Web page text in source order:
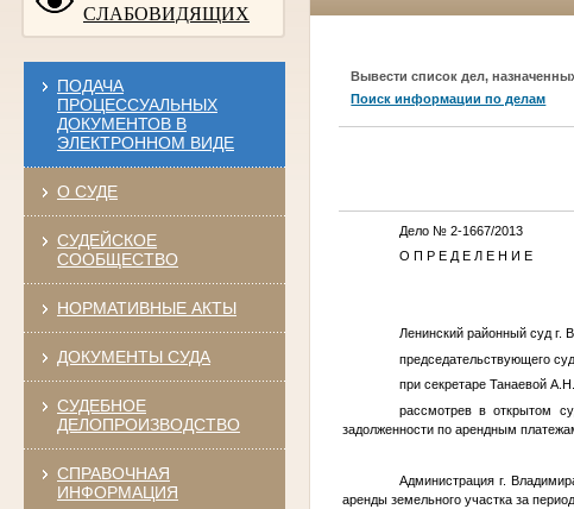
СЛАБОВИДЯЩИХ
ПОДАЧА
ПРОЦЕССУАЛЬНЫХ
ДОКУМЕНТОВ В
ЭЛЕКТРОННОМ ВИДЕ
О СУДЕ
СУДЕЙСКОЕ
СООБЩЕСТВО
НОРМАТИВНЫЕ АКТЫ
ДОКУМЕНТЫ СУДА
СУДЕБНОЕ
ДЕЛОПРОИЗВОДСТВО
СПРАВОЧНАЯ
ИНФОРМАЦИЯ
Вывести список дел,
Поиск информации по делам
Дело № 2-1667/2013
О П Р Е Д Е Л Е Н И Е
Ленинский районный суд г.
председательствующего
при секретаре Танаевой А.Н.,
рассмотрев в открытом
задолженности по арендным
Администрация г.
аренды земельного участка за